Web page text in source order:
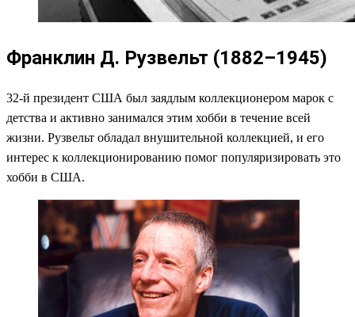
Франклин Д. Рузвельт (1882–1945)
32-й президент США был заядлым коллекционером марок с
детства и активно занимался этим хобби в течение всей
жизни. Рузвельт обладал внушительной коллекцией, и его
интерес к коллекционированию помог популяризировать это
хобби в США.